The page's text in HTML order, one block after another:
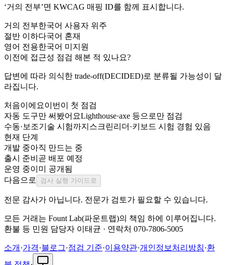
‘거의 전부’면 KWCAG 매핑 ID를 함께 표시합니다.
거의 전부한국어 사용자 위주
절반 이하다국어 혼재
영어 전용한국어 미지원
이전에 접근성 점검 해본 적 있나요?
답변에 따라 의식한 trade-off(DECIDED)로 분류될 가능성이 달
라집니다.
처음이에요이번이 첫 점검
자동 도구만 써봤어요Lighthouse·axe 등으로만 점검
수동·보조기술 시험까지 스크린리더·키보드 시험 경험 있음
현재 단계
개발 중아직 만드는 중
출시 준비 곧 배포 예정
운영 중이미 공개됨
다음으로
검사 실행 가이드로
전문 감사가 아닙니다. 전문가 검토가 필요할 수 있습니다.
모든 거래는 Fount Lab(파운트랩)의 책임 하에 이루어집니다.
환불 등 민원 담당자 이태균 · 연락처 070-7806-5005
소개 ·가격·블로그·점검 기준·이용약관·개인정보처리방침·환